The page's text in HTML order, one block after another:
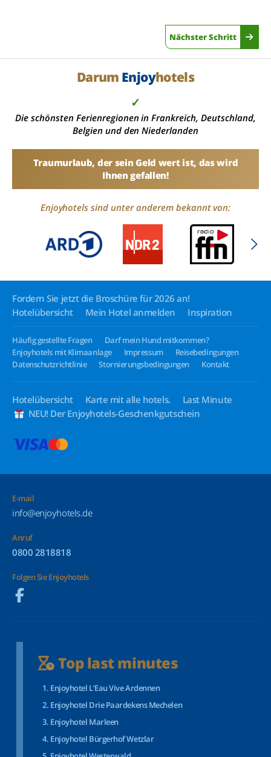
Nächster Schritt
Darum Enjoyhotels
✓
Die schönsten Ferienregionen in Frankreich, Deutschland,
Belgien und den Niederlanden
Traumurlaub, der sein Geld wert ist, das wird
Ihnen gefallen!
Enjoyhotels sind unter anderem bekannt von:
Fordern Sie jetzt die Broschüre für 2026 an!
Hotelübersicht
Mein Hotel anmelden Inspiration
Häufig gestellte Fragen
Darf mein Hund mitkommen?
Enjoyhotels mit Klimaanlage
Impressum
Reisebedingungen
Datenschutzrichtlinie
Stornierungsbedingungen Kontakt
Hotelübersicht Karte mit alle hotels.
Last Minute
NEU! Der Enjoyhotels-Geschenkgutschein
E-mail
info@enjoyhotels.de
Anruf
0800 2818818
Folgen Sie Enjoyhotels
Top last minutes
Enjoyhotel L’Eau Vive Ardennen
Enjoyhotel Drie Paardekens Mechelen
Enjoyhotel Marleen
Enjoyhotel Bürgerhof Wetzlar